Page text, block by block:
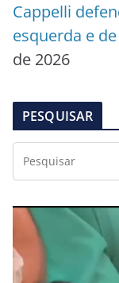
Cappelli
esquerda e
de 2026
PESQUISAR